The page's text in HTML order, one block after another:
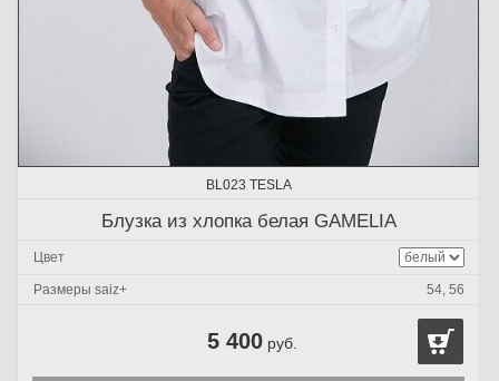
BL023 TESLA
Блузка из хлопка белая GAMELIA
Цвет
Размеры saiz+ 54, 56
5 400 руб.